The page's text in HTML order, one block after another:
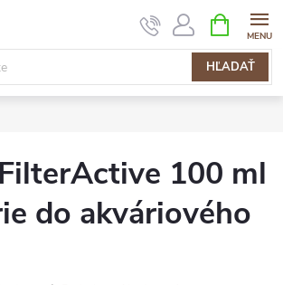
HĽADAŤ
KOŠÍK
100 ml
do akváriového